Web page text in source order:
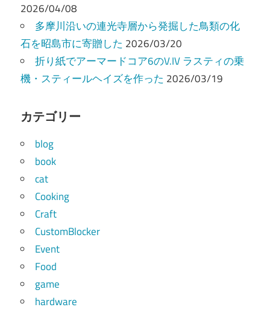
2026/04/08
多摩川沿いの連光寺層から発掘した鳥類の化
石を昭島市に寄贈した 2026/03/20
折り紙でアーマードコア6のV.IV ラスティの乗
機・スティールヘイズを作った 2026/03/19
カテゴリー
blog
book
cat
Cooking
Craft
CustomBlocker
Event
Food
game
hardware